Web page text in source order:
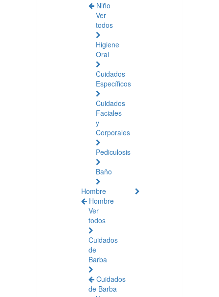
Niño
Ver
todos
Higiene
Oral
Cuidados
Específicos
Cuidados
Faciales
y
Corporales
Pediculosis
Baño
Hombre
Hombre
Ver
todos
Cuidados
de
Barba
Cuidados
de Barba